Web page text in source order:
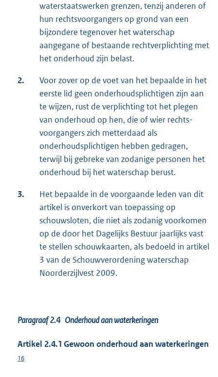
waterstaatswerken grenzen, tenzij anderen of
hun rechtsvoorgangers op grond van een
bijzondere tegenover het waterschap
aangegane of bestaande rechtverplichting met
het onderhoud zijn belast.
2.
Voor zover op de voet van het bepaalde in het
eerste lid geen onderhoudsplichtigen zijn aan
te wijzen, rust de verplichting tot het plegen
van onderhoud op hen, die of wier rechts-
voorgangers zich metterdaad als
onderhoudsplichtigen hebben gedragen,
terwijl bij gebreke van zodanige personen het
onderhoud bij het waterschap berust.
3.
Het bepaalde in de voorgaande leden van dit
artikel is onverkort van toepassing op
schouwsloten, die niet als zodanig voorkomen
op de door het Dagelijks Bestuur jaarlijks vast
te stellen schouwkaarten, als bedoeld in artikel
3 van de Schouwverordening waterschap
Noorderzijlvest 2009.
Paragraaf 2.4 Onderhoud aan waterkeringen
Artikel 2.4.1 Gewoon onderhoud aan waterkeringen
16